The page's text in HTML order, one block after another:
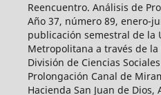
Reencuentro. Análisis de
Año 37, número 89, enero-
publicación semestral de la
Metropolitana a través de
División de Ciencias
Prolongación Canal de
Hacienda San Juan de Dios,